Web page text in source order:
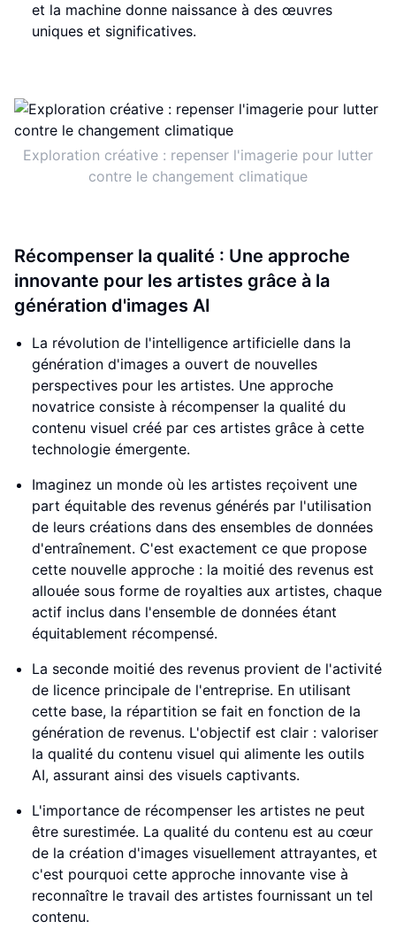
et la machine donne naissance à des œuvres
uniques et significatives.
Exploration créative : repenser l'imagerie pour lutter
contre le changement climatique
Récompenser la qualité : Une approche
innovante pour les artistes grâce à la
génération d'images AI
La révolution de l'intelligence artificielle dans la
génération d'images a ouvert de nouvelles
perspectives pour les artistes. Une approche
novatrice consiste à récompenser la qualité du
contenu visuel créé par ces artistes grâce à cette
technologie émergente.
Imaginez un monde où les artistes reçoivent une
part équitable des revenus générés par l'utilisation
de leurs créations dans des ensembles de données
d'entraînement. C'est exactement ce que propose
cette nouvelle approche : la moitié des revenus est
allouée sous forme de royalties aux artistes, chaque
actif inclus dans l'ensemble de données étant
équitablement récompensé.
La seconde moitié des revenus provient de l'activité
de licence principale de l'entreprise. En utilisant
cette base, la répartition se fait en fonction de la
génération de revenus. L'objectif est clair : valoriser
la qualité du contenu visuel qui alimente les outils
AI, assurant ainsi des visuels captivants.
L'importance de récompenser les artistes ne peut
être surestimée. La qualité du contenu est au cœur
de la création d'images visuellement attrayantes, et
c'est pourquoi cette approche innovante vise à
reconnaître le travail des artistes fournissant un tel
contenu.